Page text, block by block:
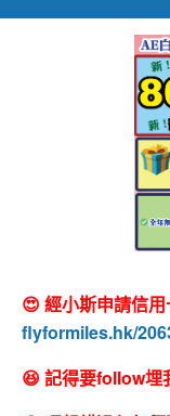
😍 經小斯申請信
flyformiles.hk/
😆 記得要follow埋